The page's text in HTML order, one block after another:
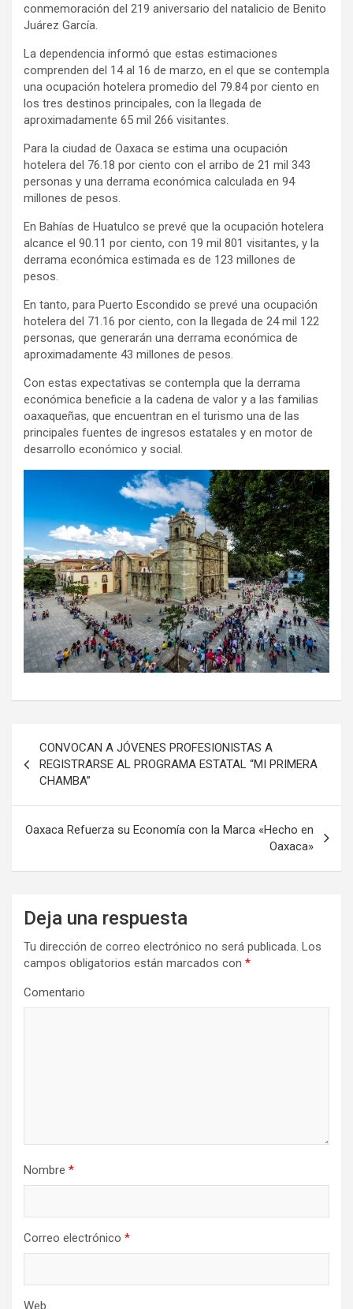
conmemoración del 219 aniversario del natalicio de Benito
Juárez García.
La dependencia informó que estas estimaciones
comprenden del 14 al 16 de marzo, en el que se contempla
una ocupación hotelera promedio del 79.84 por ciento en
los tres destinos principales, con la llegada de
aproximadamente 65 mil 266 visitantes.
Para la ciudad de Oaxaca se estima una ocupación
hotelera del 76.18 por ciento con el arribo de 21 mil 343
personas y una derrama económica calculada en 94
millones de pesos.
En Bahías de Huatulco se prevé que la ocupación hotelera
alcance el 90.11 por ciento, con 19 mil 801 visitantes, y la
derrama económica estimada es de 123 millones de
pesos.
En tanto, para Puerto Escondido se prevé una ocupación
hotelera del 71.16 por ciento, con la llegada de 24 mil 122
personas, que generarán una derrama económica de
aproximadamente 43 millones de pesos.
Con estas expectativas se contempla que la derrama
económica beneficie a la cadena de valor y a las familias
oaxaqueñas, que encuentran en el turismo una de las
principales fuentes de ingresos estatales y en motor de
desarrollo económico y social.
de
entradas
CONVOCAN A JÓVENES PROFESIONISTAS A
REGISTRARSE AL PROGRAMA ESTATAL “MI PRIMERA
CHAMBA”
Oaxaca Refuerza su Economía con la Marca «Hecho en
Oaxaca»
Deja una respuesta
Tu dirección de correo electrónico no será publicada. Los
campos obligatorios están marcados con *
Comentario
Nombre *
Correo electrónico *
Web